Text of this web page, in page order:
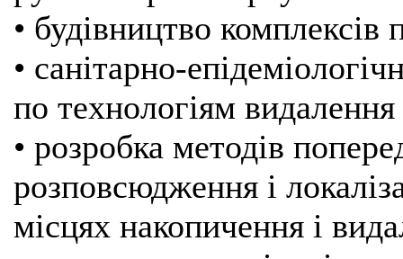
• будівництво
• санітарно-
по технологіям
• розробка методів
розповсюдження і
місцях накопичення і